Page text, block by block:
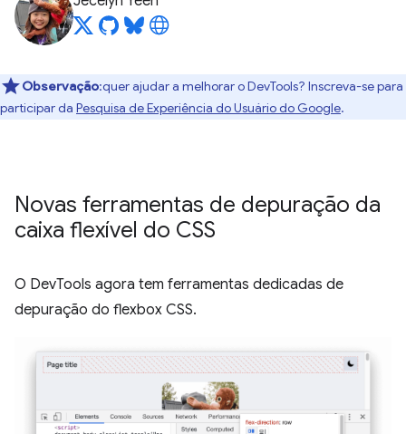
Observação:quer ajudar a melhorar o DevTools? Inscreva-se para
participar da Pesquisa de Experiência do Usuário do Google.
Novas ferramentas de depuração da
caixa flexível do CSS
O DevTools agora tem ferramentas dedicadas de
depuração do flexbox CSS.